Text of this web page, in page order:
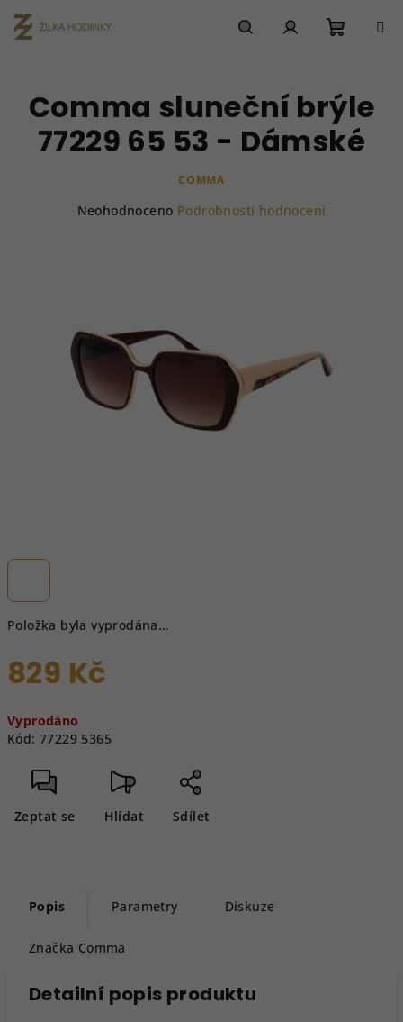
na
obsah
košík
Položka byla vyprodána…
829 Kč
cena:
Vyprodáno
Kód: 77229 5365
Zeptat se Hlídat Sdílet
Comma sluneční brýle
77229 65 53 - Dámské
COMMA
hvězdiček.
Neohodnoceno Podrobnosti hodnocení
Popis Parametry Diskuze
Značka Comma
Detailní popis produktu